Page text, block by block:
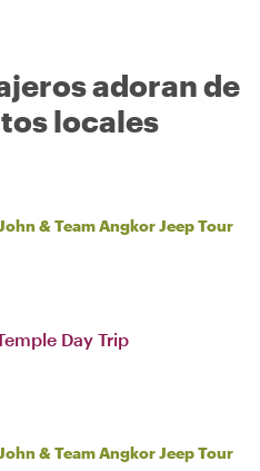
adoran de
locales
& Team Angkor Jeep Tour
Day Trip
& Team Angkor Jeep Tour